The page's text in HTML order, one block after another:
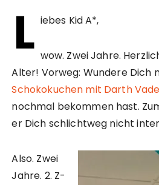
L iebes Kid A*,
wow. Zwei Jahre.
Alter! Vorweg: Wundere Dich
Schokokuchen mit Darth
nochmal bekommen hast.
er Dich schlichtweg nicht
Also. Zwei
Jahre. 2. Z-